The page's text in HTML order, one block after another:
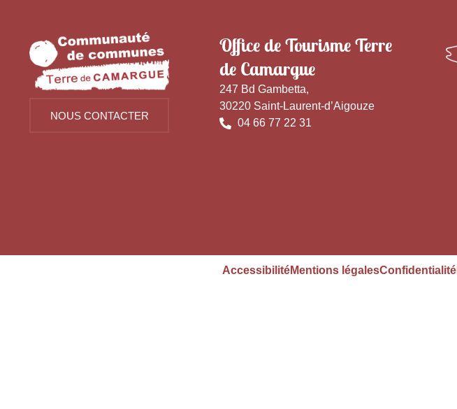
NOUS CONTACTER
Office de Tourisme Terre
de Camargue
247 Bd Gambetta,
30220 Saint-Laurent-d’Aigouze
04 66 77 22 31
AccessibilitéMentions légalesConfidentialité